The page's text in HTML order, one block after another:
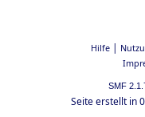
Hilfe|
SMF
Seite erstellt in